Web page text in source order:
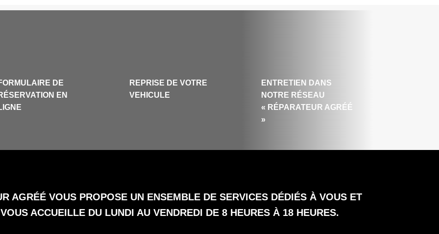
DE
EN
REPRISE DE VOTRE
VEHICULE
ENTRETIEN DANS
NOTRE RÉSEAU
« RÉPARATEUR AGRÉÉ
»
AGRÉÉ VOUS PROPOSE UN ENSEMBLE DE SERVICES DÉDIÉS À VOUS ET
ACCUEILLE DU LUNDI AU VENDREDI DE 8 HEURES À 18 HEURES.